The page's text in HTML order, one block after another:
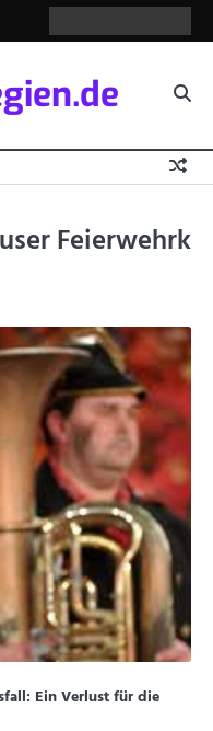
us
policy
for us
Feierwehrk
Ein Verlust für die